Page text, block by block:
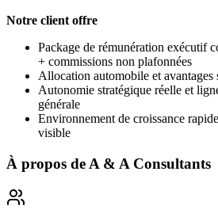
Notre client offre
Package de rémunération exécutif
+ commissions non plafonnées
Allocation automobile et avantages
Autonomie stratégique réelle et
générale
Environnement de croissance
visible
À propos de A & A Consultants